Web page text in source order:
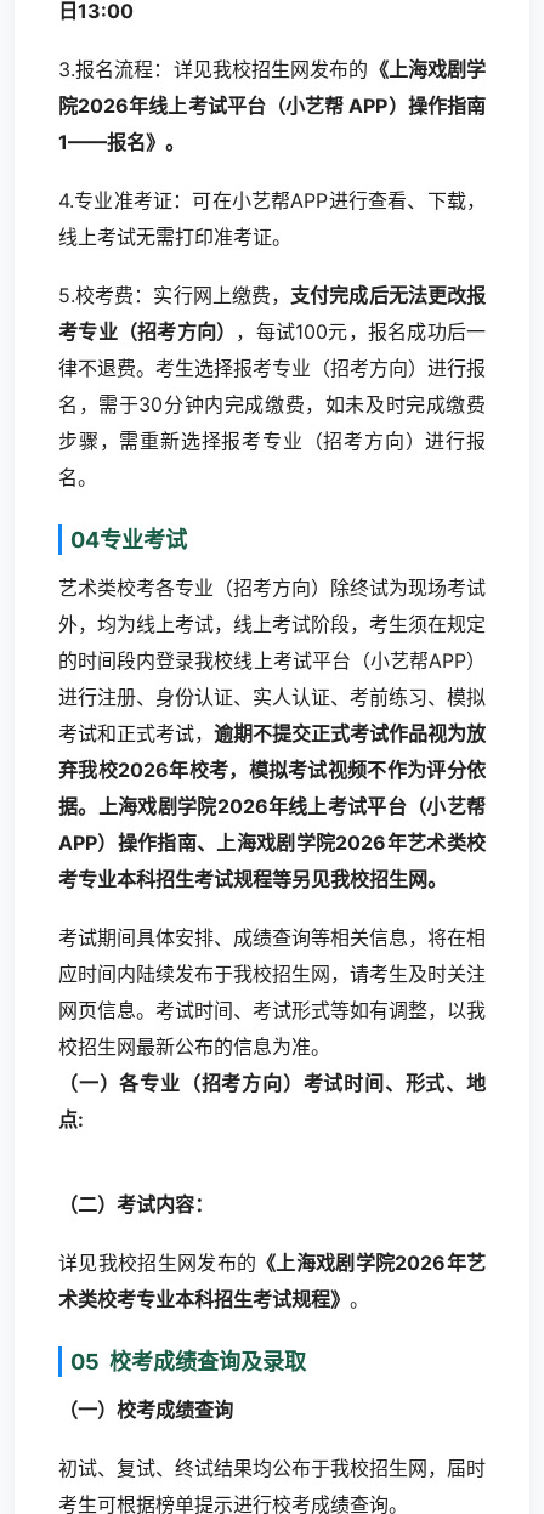
日13:00
3.报名流程：详见我校招生网发布的 《上海戏剧学
院2026年线上考试平台（小艺帮 APP）操作指南
1——报名》。
4.专业准考证：可在小艺帮APP进行查看、下载，
线上考试无需打印准考证。
5.校考费：实行网上缴费， 支付完成后无法更改报
考专业（招考方向） ，每试100元，报名成功后一
律不退费。考生选择报考专业（招考方向）进行报
名，需于30分钟内完成缴费，如未及时完成缴费
步骤，需重新选择报考专业（招考方向）进行报
名。
04专业考试
艺术类校考各专业（招考方向）除终试为现场考试
外，均为线上考试，线上考试阶段，考生须在规定
的时间段内登录我校线上考试平台（小艺帮APP）
进行注册、身份认证、实人认证、考前练习、模拟
考试和正式考试， 逾期不提交正式考试作品视为放
弃我校2026年校考，模拟考试视频不作为评分依
据。 上海戏剧学院2026年线上考试平台（小艺帮
APP）操作指南、上海戏剧学院2026年艺术类校
考专业本科招生考试规程等另见我校招生网。
考试期间具体安排、成绩查询等相关信息，将在相
应时间内陆续发布于我校招生网，请考生及时关注
网页信息。考试时间、考试形式等如有调整，以我
校招生网最新公布的信息为准。
（一）各专业（招考方向）考试时间、形式、地
点:
（二）考试内容：
详见我校招生网发布的 《上海戏剧学院2026年艺
术类校考专业本科招生考试规程》 。
05 校考成绩查询及录取
（一）校考成绩查询
初试、复试、终试结果均公布于我校招生网，届时
考生可根据榜单提示进行校考成绩查询。